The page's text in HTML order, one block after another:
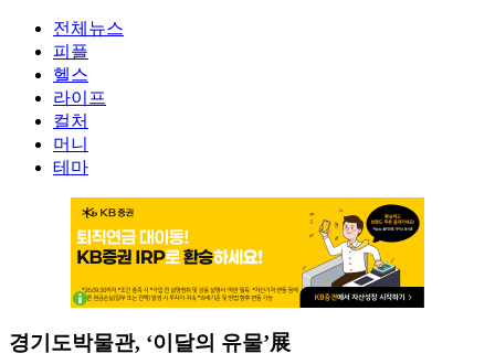
전체뉴스
피플
헬스
라이프
컬처
머니
테마
경기도박물관, ‘이달의 유물’展